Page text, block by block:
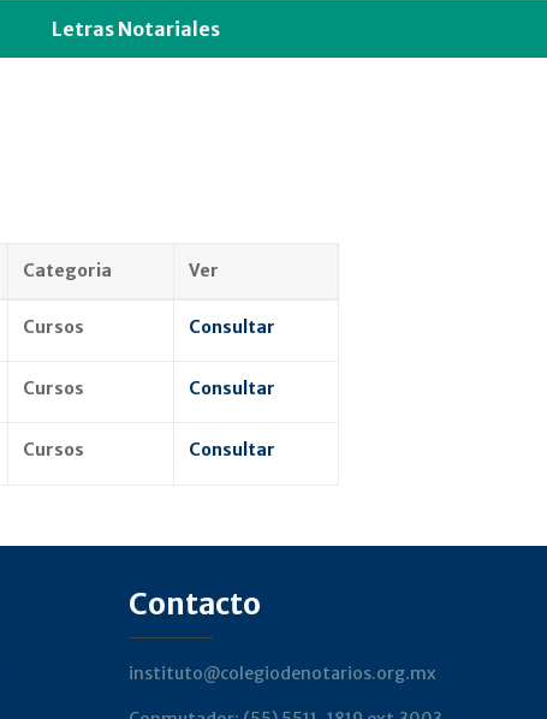
Letras Notariales
Categoria Ver
Cursos Consultar
Cursos Consultar
Cursos Consultar
Contacto
instituto@colegiodenotarios.org.mx